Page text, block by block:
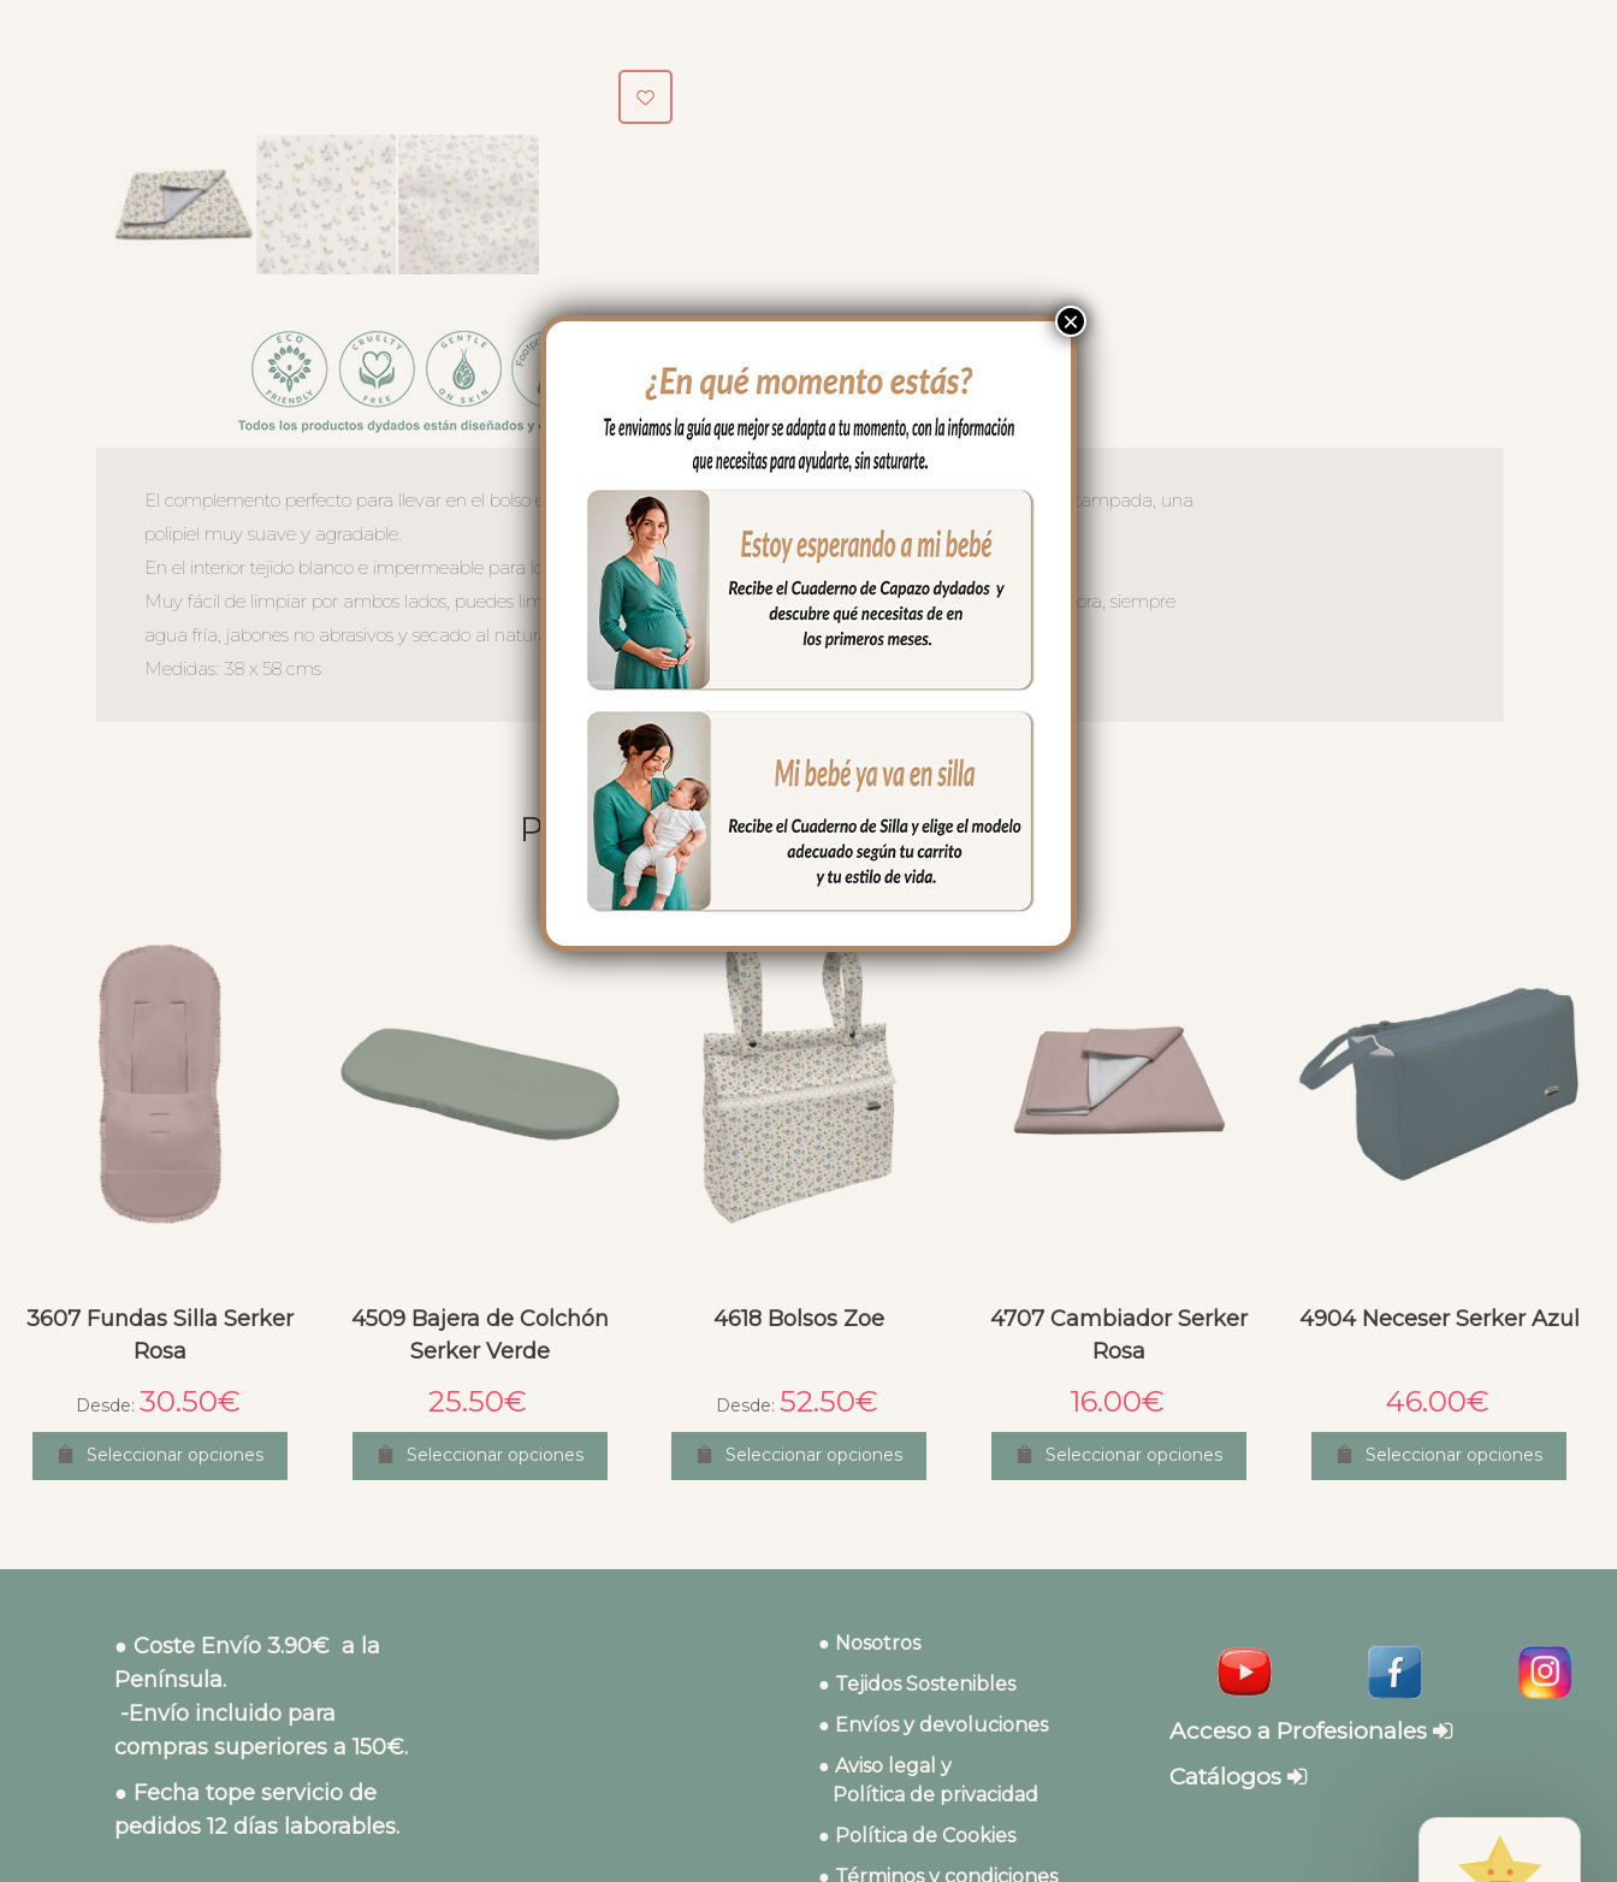
El complemento perfecto para llevar en el bolso en los paseos y salidas con tu bebé. Cambiador en tejido polipiel estampada, una
polipiel muy suave y agradable.
En el interior tejido blanco e impermeable para los posibles escapes del bebé.
Muy fácil de limpiar por ambos lados, puedes limpiar con paño húmedo y cuando necesites puedes lavar en lavadora, siempre
agua fría, jabones no abrasivos y secado al natural. Recuerda quitar el culete rígido antes de lavar.
Medidas: 38 x 58 cms
PRODUCTOS RELACIONADOS
3607 Fundas Silla Serker
Rosa
Desde: 30.50€
Seleccionar opciones
4509 Bajera de Colchón
Serker Verde
25.50€
Seleccionar opciones
4618 Bolsos Zoe
Desde: 52.50€
Seleccionar opciones
4707 Cambiador Serker
Rosa
16.00€
Seleccionar opciones
4904 Neceser Serker Azul
46.00€
Seleccionar opciones
● Coste Envío 3.90€ a la
Península.
-Envío incluido para
compras superiores a 150€.
● Fecha tope servicio de
pedidos 12 días laborables.
● Nosotros
● Tejidos Sostenibles
● Envíos y devoluciones
● Aviso legal y
Política de privacidad
● Política de Cookies
● Términos y condiciones
Acceso a Profesionales
Catálogos
×